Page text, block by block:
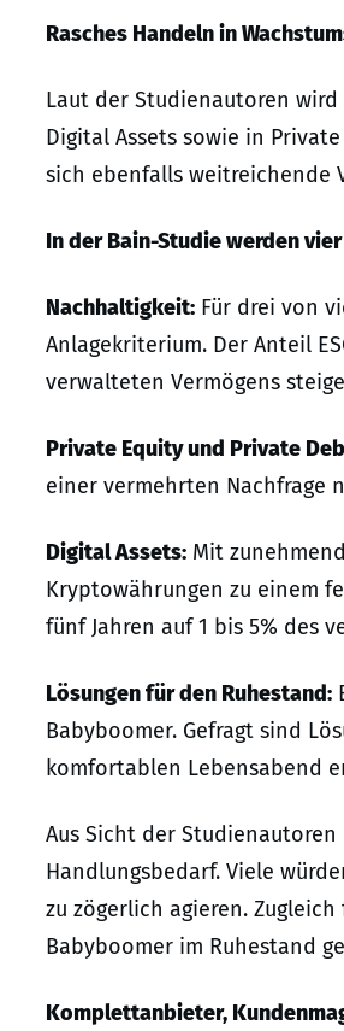
Rasches Handeln in
Laut der Studienautoren wird
Digital Assets sowie in
sich ebenfalls weitreichende
In der Bain-Studie werden
Nachhaltigkeit: Für drei von
Anlagekriterium. Der Anteil
verwalteten Vermögens
Private Equity und Private
einer vermehrten Nachfrage
Digital Assets: Mit
Kryptowährungen zu einem
fünf Jahren auf 1 bis 5% des
Lösungen für den Ruhestand:
Babyboomer. Gefragt sind
komfortablen Lebensabend
Aus Sicht der
Handlungsbedarf. Viele
zu zögerlich agieren.
Babyboomer im Ruhestand
Komplettanbieter,